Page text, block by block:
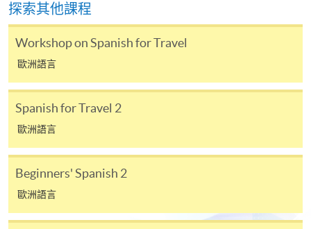
選用網上報名服務必須在已接駁互聯網及支援
JavaScript程式瀏覽器的電腦上進行。建議選用
Google Chrome瀏覽器。
申請人不應閒置申請超過10分鐘。否則，申請人
必須重新開始整個申請程序。
網上報名只支援「提早報讀優惠」。如需享用其他
報讀優惠，請親臨學院的報名中心報名。
在網上報名過程中，由於提交課程申請和付款在系
功被獲取錄。任何不成功的申請，課程組職員將儘
快與 閣下聯絡。
申請人應注意，不論親身或網上報讀，相同的課
探索其他課程
Workshop on Spanish for Travel
歐洲語言
Spanish for Travel 2
歐洲語言
Beginners' Spanish 2
歐洲語言